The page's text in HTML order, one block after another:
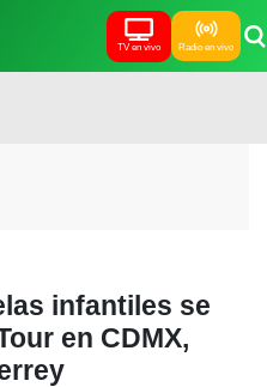
TV en vivo Radio en vivo
infantiles se
en CDMX,